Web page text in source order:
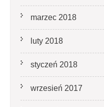
marzec 2018
luty 2018
styczeń 2018
wrzesień 2017